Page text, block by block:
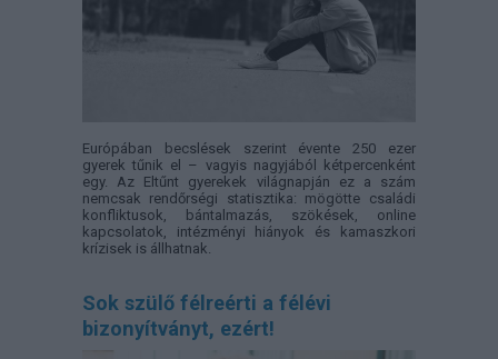
Európában becslések szerint évente 250 ezer
gyerek tűnik el – vagyis nagyjából kétpercenként
egy. Az Eltűnt gyerekek világnapján ez a szám
nemcsak rendőrségi statisztika: mögötte családi
konfliktusok, bántalmazás, szökések, online
kapcsolatok, intézményi hiányok és kamaszkori
krízisek is állhatnak.
Sok szülő félreérti a félévi
bizonyítványt, ezért!